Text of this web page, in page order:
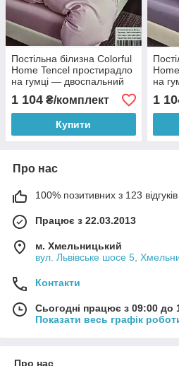
Постільна білизна Colorful
Home Tencel простирадло
на гумці — двоспальний
розмір - рожевий колір
1 104 ₴/комплект
Купити
на
1
Про нас
100% позитивних з 123 відгуків
Працює з 22.03.2013
м. Хмельницький
вул. Львівське шосе 5,
Контакти
Сьогодні працює з 09:00 до
Показати весь графік
Про нас